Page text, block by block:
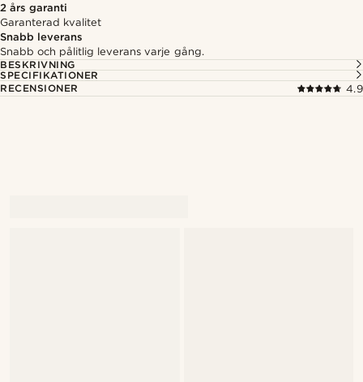
2 års garanti
Garanterad kvalitet
Snabb leverans
Snabb och pålitlig leverans varje gång.
BESKRIVNING
SPECIFIKATIONER
RECENSIONER
4.9